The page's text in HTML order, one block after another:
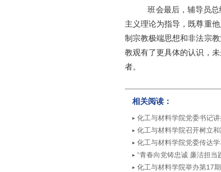
班会最后，辅导员
主义理论为指导，既尊重
制宗教极端思想和非法宗
教观有了更具体的认识，
者。
相关阅读：
化工与材料学院党委书记
化工与材料学院召开树立
学习中心组学习会
化工与材料学院党委传达
年大会上的重要讲话精神
“青春向党铸忠诚 廉洁担
105周年主题党日活动
化工与材料学院举办第17